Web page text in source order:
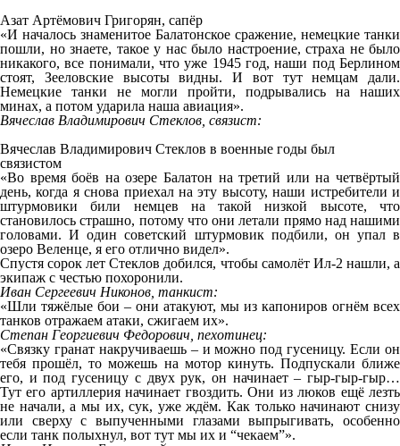
Азат Артёмович Григорян, сапёр
«И началось знаменитое Балатонское сражение, немецкие танки
пошли, но знаете, такое у нас было настроение, страха не было
никакого, все понимали, что уже 1945 год, наши под Берлином
стоят, Зееловские высоты видны. И вот тут немцам дали.
Немецкие танки не могли пройти, подрывались на наших
минах, а потом ударила наша авиация».
Вячеслав Владимирович Стеклов, связист:
Вячеслав Владимирович Стеклов в военные годы был
связистом
«Во время боёв на озере Балатон на третий или на четвёртый
день, когда я снова приехал на эту высоту, наши истребители и
штурмовики били немцев на такой низкой высоте, что
становилось страшно, потому что они летали прямо над нашими
головами. И один советский штурмовик подбили, он упал в
озеро Веленце, я его отлично видел».
Спустя сорок лет Стеклов добился, чтобы самолёт Ил-2 нашли, а
экипаж с честью похоронили.
Иван Сергеевич Никонов, танкист:
«Шли тяжёлые бои – они атакуют, мы из капониров огнём всех
танков отражаем атаки, сжигаем их».
Степан Георгиевич Федорович, пехотинец:
«Связку гранат накручиваешь – и можно под гусеницу. Если он
тебя прошёл, то можешь на мотор кинуть. Подпускали ближе
его, и под гусеницу с двух рук, он начинает – гыр-гыр-гыр…
Тут его артиллерия начинает гвоздить. Они из люков ещё лезть
не начали, а мы их, сук, уже ждём. Как только начинают снизу
или сверху с выпученными глазами выпрыгивать, особенно
если танк полыхнул, вот тут мы их и “чекаем”».